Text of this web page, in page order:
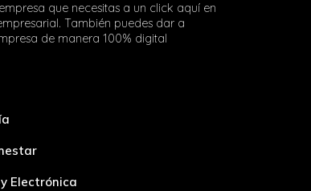
que necesitas a un click aquí en
También puedes dar a
de manera 100% digital
Electrónica